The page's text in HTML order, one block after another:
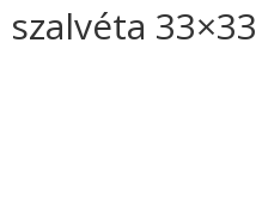
szalvéta 33×33